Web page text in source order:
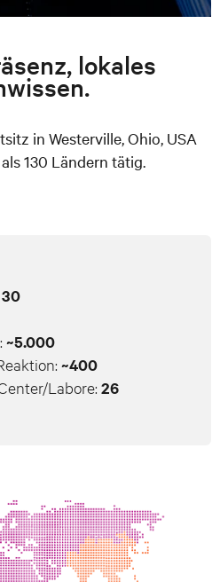
lokales
in Westerville, Ohio, USA
130 Ländern tätig.
30
~5.000
~400
Labore: 26